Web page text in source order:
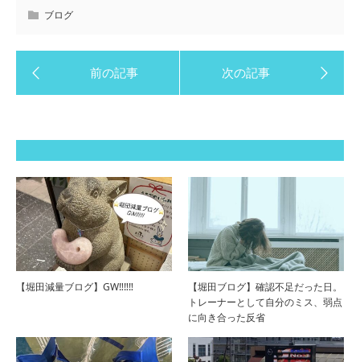
ブログ
【堀田減量ブログ】GW‼︎‼︎‼︎
【堀田ブログ】確認不足だった日。
トレーナーとして自分のミス、弱点
に向き合った反省